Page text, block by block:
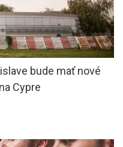
bude mať nové
Cypre